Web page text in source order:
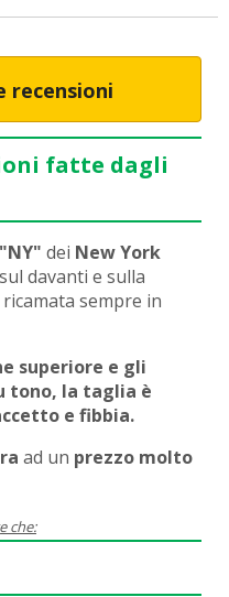
recensioni
fatte dagli
dei New York
davanti e sulla
ricamata sempre in
superiore e gli
tono, la taglia è
e fibbia.
ad un prezzo molto
che: